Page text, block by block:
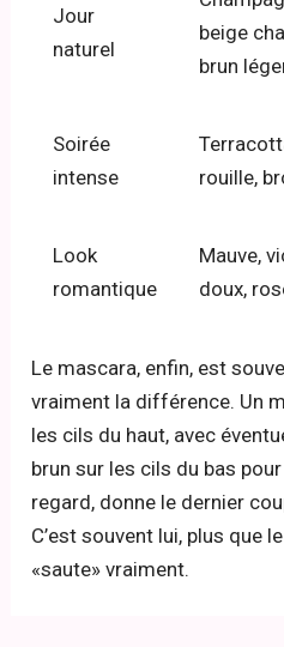
Jour
naturel
beige
brun
Soirée
intense
rouille,
Look
romantique
Mauve,
doux,
Le mascara, enfin, est
vraiment la différence. Un
les cils du haut, avec
brun sur les cils du bas
regard, donne le dernier
C’est souvent lui, plus que
«saute» vraiment.